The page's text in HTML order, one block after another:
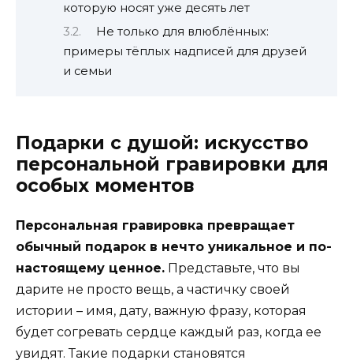
которую носят уже десять лет
Не только для влюблённых:
примеры тёплых надписей для друзей
и семьи
Подарки с душой: искусство
персональной гравировки для
особых моментов
Персональная гравировка превращает
обычный подарок в нечто уникальное и по-
настоящему ценное. Представьте, что вы
дарите не просто вещь, а частичку своей
истории – имя, дату, важную фразу, которая
будет согревать сердце каждый раз, когда ее
увидят. Такие подарки становятся